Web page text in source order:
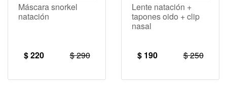
Máscara snorkel
natación
$ 220 $ 290
Lente natación +
tapones oido + clip
nasal
$ 190 $ 250